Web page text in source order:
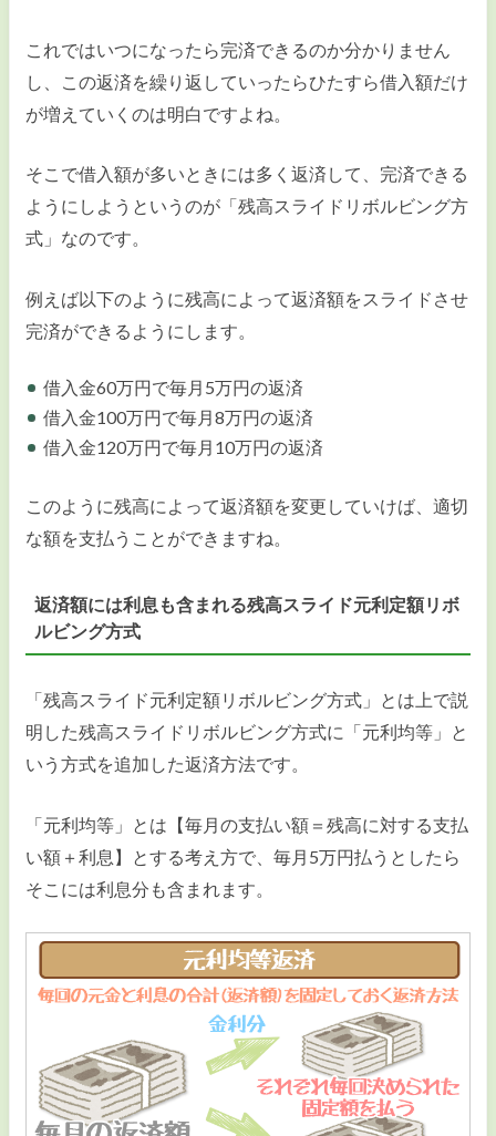
これではいつになったら完済できるのか分かりません
し、この返済を繰り返していったらひたすら借入額だけ
が増えていくのは明白ですよね。
そこで借入額が多いときには多く返済して、完済できる
ようにしようというのが「残高スライドリボルビング方
式」なのです。
例えば以下のように残高によって返済額をスライドさせ
完済ができるようにします。
借入金60万円で毎月5万円の返済
借入金100万円で毎月8万円の返済
借入金120万円で毎月10万円の返済
このように残高によって返済額を変更していけば、適切
な額を支払うことができますね。
返済額には利息も含まれる残高スライド元利定額リボ
ルビング方式
「残高スライド元利定額リボルビング方式」とは上で説
明した残高スライドリボルビング方式に「元利均等」と
いう方式を追加した返済方法です。
「元利均等」とは【毎月の支払い額＝残高に対する支払
い額＋利息】とする考え方で、毎月5万円払うとしたら
そこには利息分も含まれます。